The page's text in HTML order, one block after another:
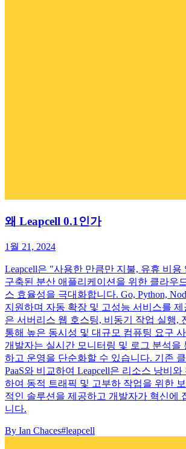
왜 Leapcell 0.1인가
1월 21, 2024
Leapcell은 "사용한 만큼만 지불, 유휴 비
구축된 분산 애플리케이션을 위한 클라우
스 효율성을 극대화합니다. Go, Python,
지원하며 자동 확장 및 고성능 서비스를 제
은 서버리스 웹 호스팅, 비동기 작업 실행,
통해 높은 동시성 및 대규모 컴퓨팅 요구
개발자는 실시간 모니터링 및 로그 분석을
하고 운영을 단순화할 수 있습니다. 기존
PaaS와 비교하여 Leapcell은 리소스 낭비
하여 동적 트래픽 및 고부하 작업을 위한
적인 솔루션을 제공하고 개발자가 혁신에
니다.
By Ian Chaces#leapcell